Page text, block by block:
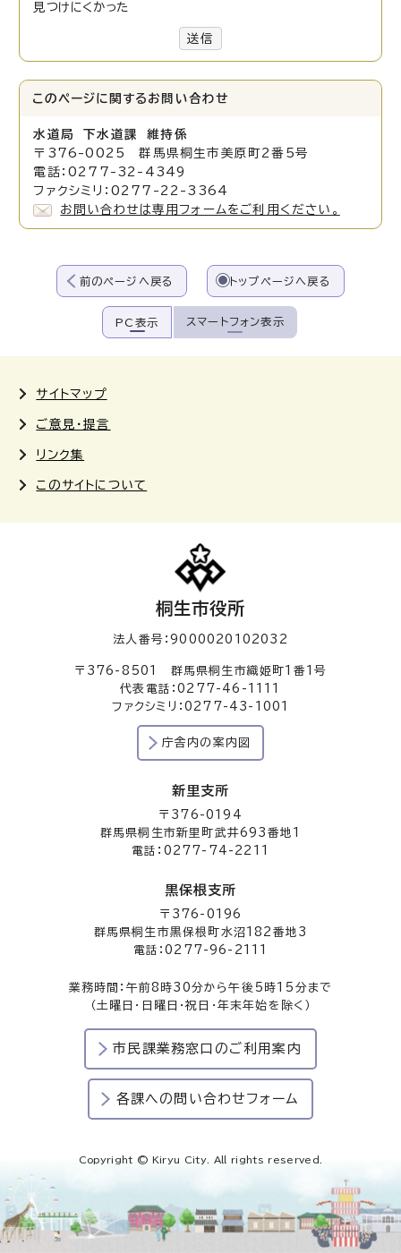
見つけにくかった
送信
このページに関する お問い合わせ
水道局 下水道課 維持係
〒376-0025 群馬県桐生市美原町2番5号
電話：0277-32-4349
ファクシミリ：0277-22-3364
お問い合わせは専用フォームをご利用ください。
前のページへ戻る トップページへ戻る
PC表示 スマートフォン表示
サイトマップ
ご意見・提言
リンク集
このサイトについて
桐生市役所
法人番号：9000020102032
〒376-8501 群馬県桐生市織姫町1番1号
代表電話：0277-46-1111
ファクシミリ：0277-43-1001
庁舎内の案内図
新里支所
〒376-0194
群馬県桐生市新里町武井693番地1
電話：0277-74-2211
黒保根支所
〒376-0196
群馬県桐生市黒保根町水沼182番地3
電話：0277-96-2111
業務時間：午前8時30分から午後5時15分まで
（土曜日・日曜日・祝日・年末年始を除く）
市民課業務窓口のご利用案内
各課への問い合わせフォーム
Copyright © Kiryu City. All rights reserved.